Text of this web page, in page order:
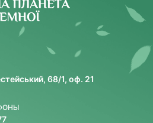
68/1, оф. 21